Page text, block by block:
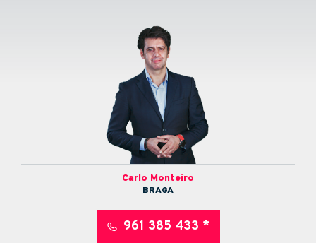
Carlo Monteiro
BRAGA
961 385 433 *